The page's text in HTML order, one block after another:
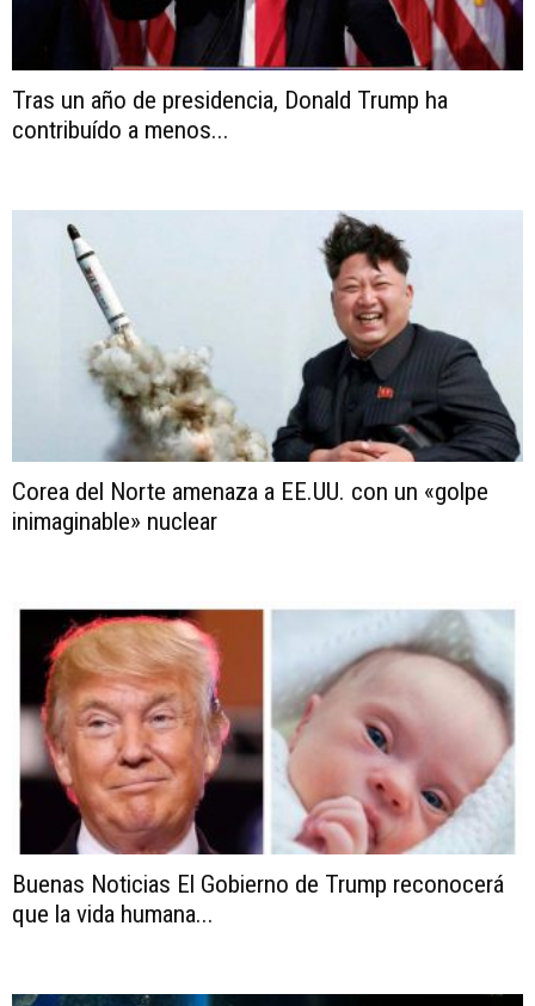
Tras un año de presidencia, Donald Trump ha
contribuído a menos...
Corea del Norte amenaza a EE.UU. con un «golpe
inimaginable» nuclear
Buenas Noticias El Gobierno de Trump reconocerá
que la vida humana...